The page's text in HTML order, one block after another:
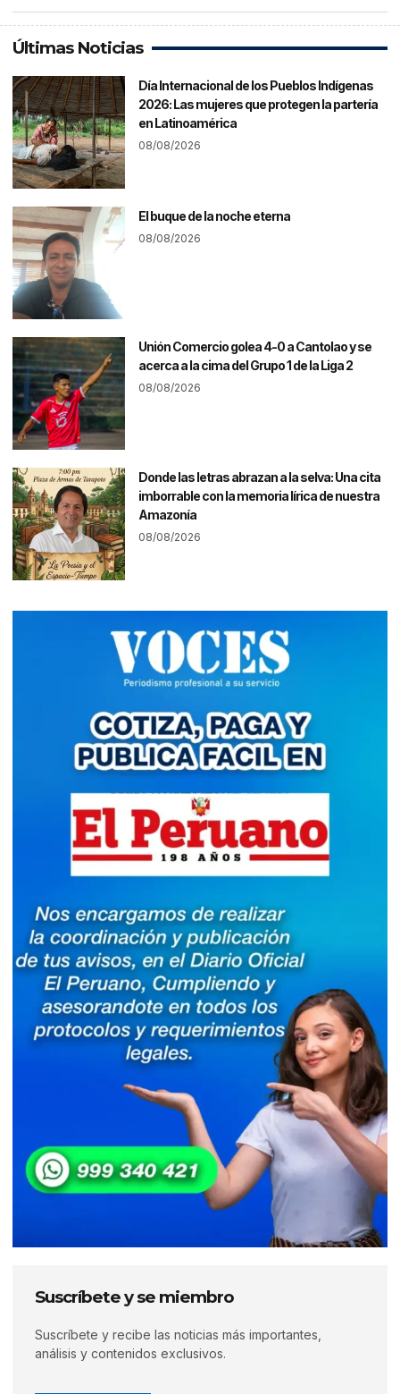
Últimas Noticias
Día Internacional de los Pueblos Indígenas
2026: Las mujeres que protegen la partería
en Latinoamérica
08/08/2026
El buque de la noche eterna
08/08/2026
Unión Comercio golea 4-0 a Cantolao y se
acerca a la cima del Grupo 1 de la Liga 2
08/08/2026
Donde las letras abrazan a la selva: Una cita
imborrable con la memoria lírica de nuestra
Amazonía
08/08/2026
Suscríbete y se miembro
Suscríbete y recibe las noticias más importantes,
análisis y contenidos exclusivos.